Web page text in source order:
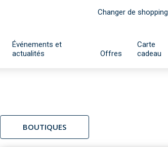
Changer de shopping
Événements et
actualités
Offres
Carte
cadeau
BOUTIQUES